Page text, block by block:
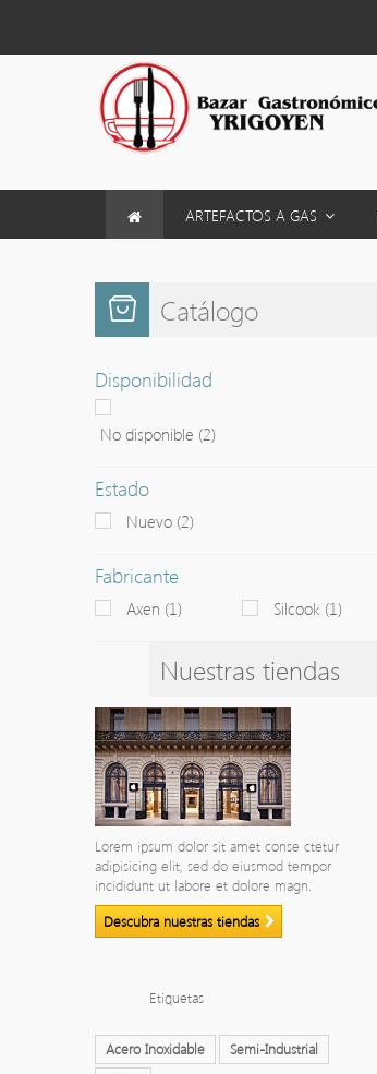
ARTEFACTOS A GAS
Catálogo
Disponibilidad
No disponible (2)
Estado
Nuevo (2)
Fabricante
Axen (1) Silcook (1)
Nuestras tiendas
Lorem ipsum dolor sit amet conse ctetur
adipisicing elit, sed do eiusmod tempor
incididunt ut labore et dolore magn.
Descubra nuestras tiendas
Etiquetas
Acero Inoxidable
Semi-Industrial